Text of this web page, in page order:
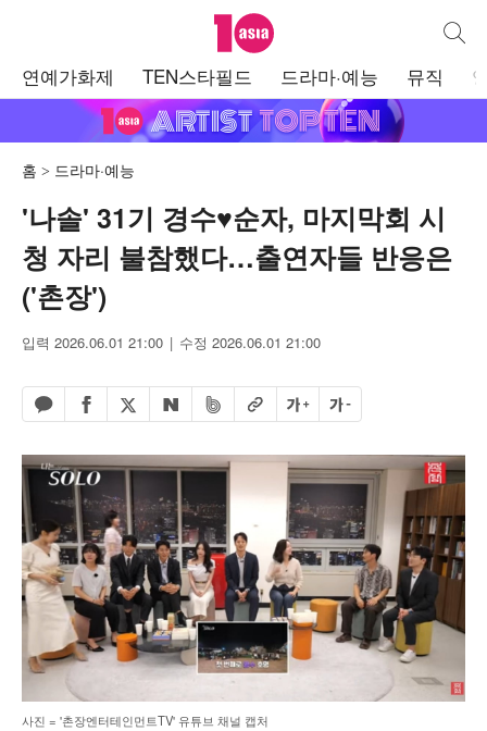
텐아시아 통합
연예가화제 TEN스타필드 드라마·예능 뮤직
홈 드라마·예능
'나솔' 31기 경수♥순자, 마지막회 시
청 자리 불참했다…출연자들 반응은
('촌장')
입력 2026.06.01 21:00 수정 2026.06.01 21:00
카카오톡 공유하기
페이스북 공유하기
엑스 공유하기
네이버 공유하기
밴드 공유하기
URL복사글자 크게글자 작게
사진 = '촌장엔터테인먼트TV' 유튜브 채널 캡처